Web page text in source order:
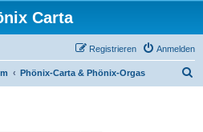
Carta
Anmelden
Registrieren
Phönix-Carta & Phönix-Orgas